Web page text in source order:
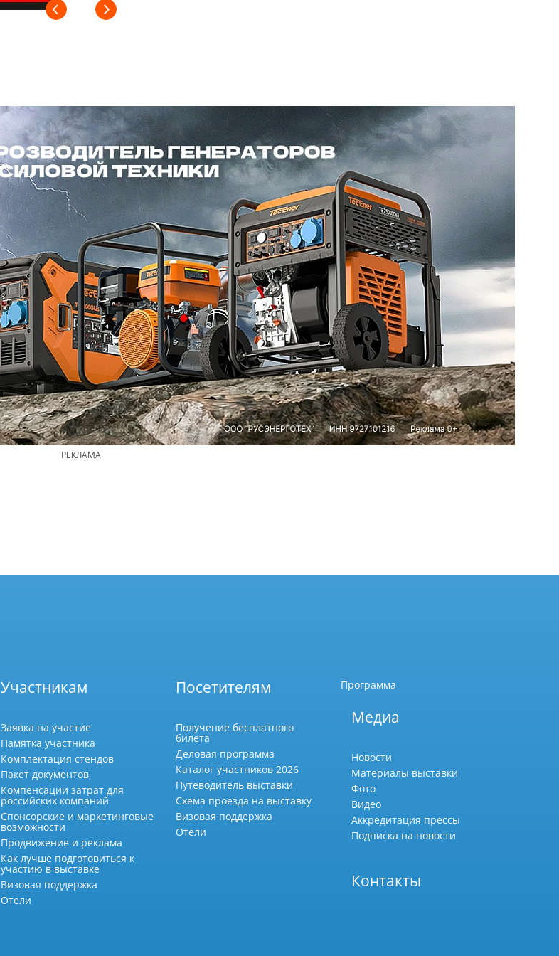
РЕКЛАМА
Участникам
Заявка на участие
Памятка участника
Комплектация стендов
Пакет документов
Компенсации затрат для
российских компаний
Спонсорские и маркетинговые
возможности
Продвижение и реклама
Как лучше подготовиться к
участию в выставке
Визовая поддержка
Отели
Посетителям
Получение бесплатного
билета
Деловая программа
Каталог участников 2026
Путеводитель выставки
Схема проезда на выставку
Визовая поддержка
Отели
Программа
Медиа
Новости
Материалы выставки
Фото
Видео
Аккредитация прессы
Подписка на новости
Контакты